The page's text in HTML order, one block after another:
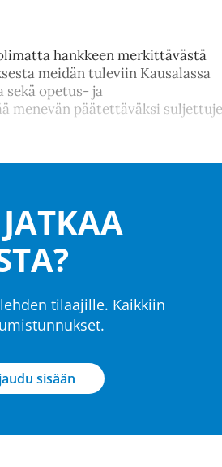
hankkeen merkittävästä
meidän tuleviin Kausalassa
sekä opetus- ja
menevän päätettäväksi
tilaajille. Kaikkiin
sisään